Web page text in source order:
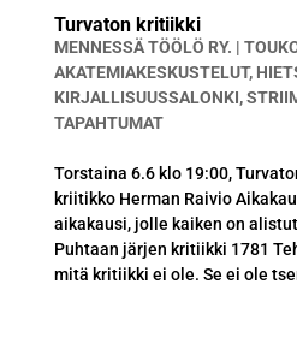
Turvaton kritiikki
MENNESSÄTÖÖLÖ RY. |
AKATEMIAKESKUSTELUT,
KIRJALLISUUSSALONKI,
TAPAHTUMAT
Torstaina 6.6 klo 19:00,
kriitikko Herman Raivio
aikakausi, jolle kaiken on
Puhtaan järjen kritiikki 1781
mitä kritiikki ei ole. Se ei ole